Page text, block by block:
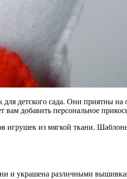
детского сада. Они приятны
вам добавить персональное
игрушек из мягкой ткани.
и украшена различными